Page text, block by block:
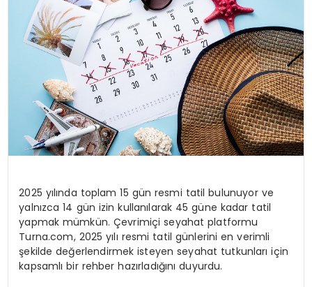
2025 yılında toplam 15 gün resmi tatil bulunuyor ve
yalnızca 14 gün izin kullanılarak 45 güne kadar tatil
yapmak mümkün. Çevrimiçi seyahat platformu
Turna.com, 2025 yılı resmi tatil günlerini en verimli
şekilde değerlendirmek isteyen seyahat tutkunları için
kapsamlı bir rehber hazırladığını duyurdu.